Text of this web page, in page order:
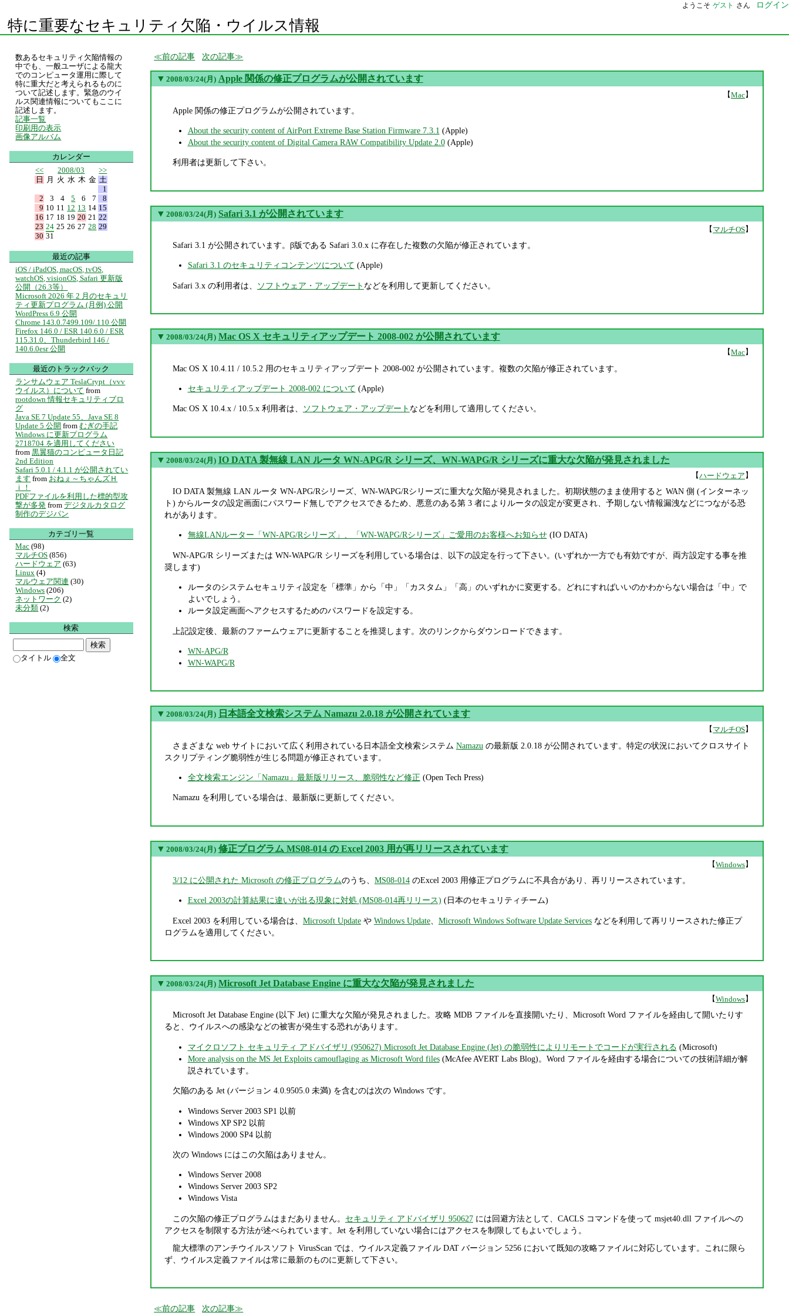
ようこそ ゲスト さん ログイン
特に重要なセキュリティ欠陥・ウイルス情報
前の記事 次の記事
▼ 2008/03/24(月) Apple 関係の修正プログラムが公開されています
【Mac】
Apple 関係の修正プログラムが公開されています。
About the security content of AirPort Extreme Base Station Firmware 7.3.1 (Apple)
About the security content of Digital Camera RAW Compatibility Update 2.0(Apple)
利用者は更新して下さい。
▼ 2008/03/24(月) Safari 3.1 が公開されています
【 マルチOS】
Safari 3.1 が公開されています。β版である Safari 3.0.x に存在した複数の欠陥が修正されています。
Safari 3.1 のセキュリティコンテンツについて (Apple)
Safari 3.x の利用者は、 ソフトウェア・アップデート などを利用して更新してください。
▼ 2008/03/24(月) Mac OS X セキュリティアップデート 2008-002 が公開されています
【Mac】
Mac OS X 10.4.11 / 10.5.2 用のセキュリティアップデート 2008-002 が公開されています。複数の欠陥が修正されています。
セキュリティアップデート 2008-002 について (Apple)
Mac OS X 10.4.x / 10.5.x 利用者は、 ソフトウェア・アップデート などを利用して適用してください。
▼ 2008/03/24(月) IO DATA 製無線 LAN ルータ WN-APG/R シリーズ、WN-WAPG/R シリーズに重大な欠陥が発見されました
【ハードウェア 】
IO DATA 製無線 LAN ルータ WN-APG/Rシリーズ、WN-WAPG/Rシリーズに重大な欠陥が発見されました。初期状態のまま使用すると WAN 側 (インターネッ
ト) からルータの設定画面にパスワード無しでアクセスできるため、悪意のある第 3 者によりルータの設定が変更され、予期しない情報漏洩などにつながる恐
れがあります。
無線LANルーター「WN-APG/Rシリーズ」、「WN-WAPG/Rシリーズ」ご愛用のお客様へお知らせ(IO DATA)
WN-APG/R シリーズまたは WN-WAPG/R シリーズを利用している場合は、以下の設定を行って下さい。(いずれか一方でも有効ですが、両方設定する事を推
奨します)
ルータのシステムセキュリティ設定を「標準」から「中」「カスタム」「高」のいずれかに変更する。どれにすればいいのかわからない場合は「中」で
よいでしょう。
ルータ設定画面へアクセスするためのパスワードを設定する。
上記設定後、最新のファームウェアに更新することを推奨します。次のリンクからダウンロードできます。
WN-APG/R
WN-WAPG/R
▼ 2008/03/24(月) 日本語全文検索システム Namazu 2.0.18 が公開されています
【 マルチOS】
さまざまな web サイトにおいて広く利用されている日本語全文検索システム Namazu の最新版 2.0.18 が公開されています。特定の状況においてクロスサイト
スクリプティング脆弱性が生じる問題が修正されています。
全文検索エンジン「Namazu」最新版リリース、脆弱性など修正 (Open Tech Press)
Namazu を利用している場合は、最新版に更新してください。
▼ 2008/03/24(月) 修正プログラム MS08-014 の Excel 2003 用が再リリースされています
【Windows】
3/12 に公開された Microsoft の修正プログラムのうち、 MS08-014のExcel 2003 用修正プログラムに不具合があり、再リリースされています。
Excel 2003の計算結果に違いが出る現象に対処 (MS08-014再リリース) (日本のセキュリティチーム)
Excel 2003 を利用している場合は、 Microsoft Updateや Windows Update、 Microsoft Windows Software Update Servicesなどを利用して再リリースされた修正プ
ログラムを適用してください。
▼ 2008/03/24(月) Microsoft Jet Database Engine に重大な欠陥が発見されました
【Windows】
Microsoft Jet Database Engine (以下 Jet) に重大な欠陥が発見されました。攻略 MDB ファイルを直接開いたり、Microsoft Word ファイルを経由して開いたりす
ると、ウイルスへの感染などの被害が発生する恐れがあります。
マイクロソフト セキュリティ アドバイザリ (950627) Microsoft Jet Database Engine (Jet) の脆弱性によりリモートでコードが実行される (Microsoft)
More analysis on the MS Jet Exploits camouflaging as Microsoft Word files(McAfee AVERT Labs Blog)。Word ファイルを経由する場合についての技術詳細が解
説されています。
欠陥のある Jet (バージョン 4.0.9505.0 未満) を含むのは次の Windows です。
Windows Server 2003 SP1 以前
Windows XP SP2 以前
Windows 2000 SP4 以前
次の Windows にはこの欠陥はありません。
Windows Server 2008
Windows Server 2003 SP2
Windows Vista
この欠陥の修正プログラムはまだありません。 セキュリティ アドバイザリ 950627には回避方法として、CACLS コマンドを使って msjet40.dll ファイルへの
アクセスを制限する方法が述べられています。Jet を利用していない場合にはアクセスを制限してもよいでしょう。
龍大標準のアンチウイルスソフト VirusScan では、ウイルス定義ファイル DAT バージョン 5256 において既知の攻略ファイルに対応しています。これに限ら
ず、ウイルス定義ファイルは常に最新のものに更新して下さい。
前の記事 次の記事
数あるセキュリティ欠陥情報の
中でも、一般ユーザによる龍大
でのコンピュータ運用に際して
特に重大だと考えられるものに
ついて記述します。緊急のウイ
ルス関連情報についてもここに
記述します。
記事一覧
印刷用の表示
画像アルバム
カレンダー
<<
2008/03
>>
日
月 火 水 木 金 土
1
2
3 4 5 6 7
8
9 10 11 12 13 14 15
16 17 18 19 20 21 22
23 24 25 26 27 28 29
30 31
最近の記事
iOS / iPadOS, macOS, tvOS,
watchOS, visionOS, Safari 更新版
公開（26.3等）
Microsoft 2026 年 2 月のセキュリ
ティ更新プログラム (月例) 公開
WordPress 6.9 公開
Chrome 143.0.7499.109/.110 公開
Firefox 146.0 / ESR 140.6.0 / ESR
115.31.0、Thunderbird 146 /
140.6.0esr 公開
最近のトラックバック
ランサムウェア TeslaCrypt（vvv
ウイルス）について from
rootdown 情報セキュリティブロ
グ
Java SE 7 Update 55、Java SE 8
Update 5 公開 from むぎの手記
Windows に更新プログラム
2718704 を適用してください
from 黒翼猫のコンピュータ日記
2nd Edition
Safari 5.0.1 / 4.1.1 が公開されてい
ます from おねぇ～ちゃんズＨ
ｉ！
PDFファイルを利用した標的型攻
撃が多発 from デジタルカタログ
制作のデジパン
カテゴリ一覧
Mac (98)
マルチOS (856)
ハードウェア (63)
Linux (4)
マルウェア関連 (30)
Windows (206)
ネットワーク (2)
未分類 (2)
検索
タイトル 全文